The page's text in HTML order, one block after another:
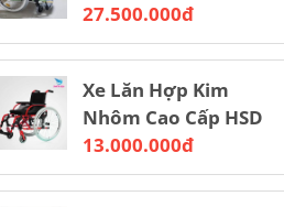
27.500.000đ
Xe Lăn Hợp Kim
Nhôm Cao Cấp HSD
13.000.000đ